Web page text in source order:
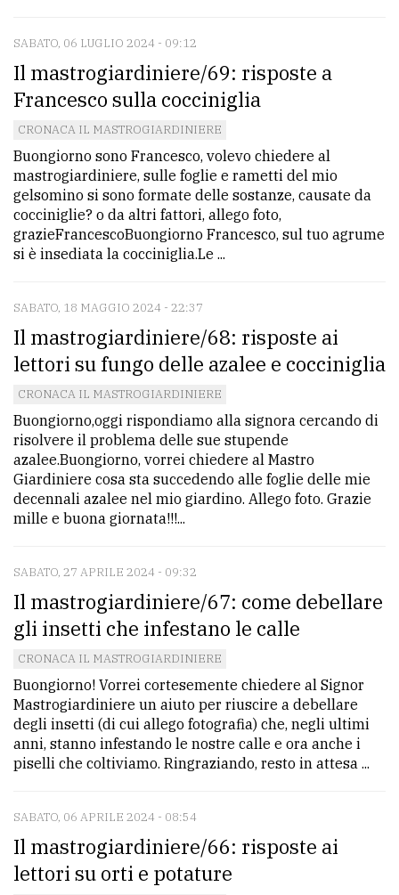
SABATO, 06 LUGLIO 2024 - 09:12
Il mastrogiardiniere/69: risposte a
Francesco sulla cocciniglia
CRONACA IL MASTROGIARDINIERE
Buongiorno sono Francesco, volevo chiedere al
mastrogiardiniere, sulle foglie e rametti del mio
gelsomino si sono formate delle sostanze, causate da
cocciniglie? o da altri fattori, allego foto,
grazieFrancescoBuongiorno Francesco, sul tuo agrume
si è insediata la cocciniglia.Le ...
SABATO, 18 MAGGIO 2024 - 22:37
Il mastrogiardiniere/68: risposte ai
lettori su fungo delle azalee e cocciniglia
CRONACA IL MASTROGIARDINIERE
Buongiorno,oggi rispondiamo alla signora cercando di
risolvere il problema delle sue stupende
azalee.Buongiorno, vorrei chiedere al Mastro
Giardiniere cosa sta succedendo alle foglie delle mie
decennali azalee nel mio giardino. Allego foto. Grazie
mille e buona giornata!!!...
SABATO, 27 APRILE 2024 - 09:32
Il mastrogiardiniere/67: come debellare
gli insetti che infestano le calle
CRONACA IL MASTROGIARDINIERE
Buongiorno! Vorrei cortesemente chiedere al Signor
Mastrogiardiniere un aiuto per riuscire a debellare
degli insetti (di cui allego fotografia) che, negli ultimi
anni, stanno infestando le nostre calle e ora anche i
piselli che coltiviamo. Ringraziando, resto in attesa ...
SABATO, 06 APRILE 2024 - 08:54
Il mastrogiardiniere/66: risposte ai
lettori su orti e potature